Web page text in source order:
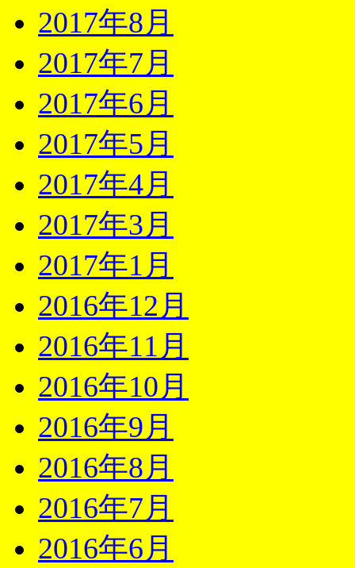
2017年8月
2017年7月
2017年6月
2017年5月
2017年4月
2017年3月
2017年1月
2016年12月
2016年11月
2016年10月
2016年9月
2016年8月
2016年7月
2016年6月